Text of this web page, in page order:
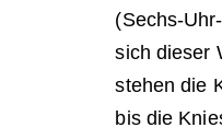
(Sechs-
sich dieser
stehen die
bis die